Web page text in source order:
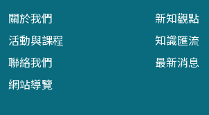
關於我們
新知觀點
活動與課程
知識匯流
聯絡我們
最新消息
網站導覽